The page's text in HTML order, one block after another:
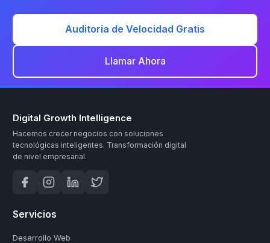
Auditoria de Velocidad Gratis
Llamar Ahora
Digital Growth Intelligence
Hacemos crecer negocios con soluciones
tecnológicas inteligentes. Transformación digital
de nivel empresarial.
Servicios
Desarrollo Web